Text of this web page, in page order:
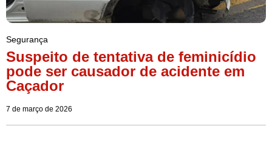
Segurança
Suspeito de tentativa de feminicídio
pode ser causador de acidente em
Caçador
7 de março de 2026